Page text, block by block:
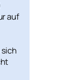
auf